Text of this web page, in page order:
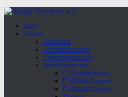
Unter
Inhalt
Start
Verein
Aktuelles
Vorstandschaft
Ehrenmitglieder
Vereinschronik
Fußball-Herren
Fußball-Jugend
Fußball-Damen